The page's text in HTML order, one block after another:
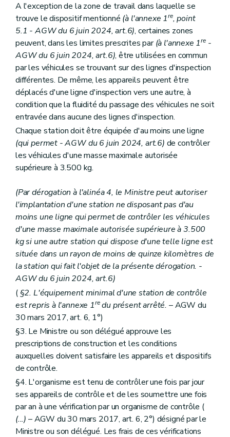
A l'exception de la zone de travail dans laquelle se
trouve le dispositif mentionné (à l'annexe 1re, point
5.1 - AGW du 6 juin 2024, art.6), certaines zones
peuvent, dans les limites prescrites par(à l'annexe 1re -
AGW du 6 juin 2024, art.6), être utilisées en commun
par les véhicules se trouvant sur des lignes d'inspection
différentes. De même, les appareils peuvent être
déplacés d'une ligne d'inspection vers une autre, à
condition que la fluidité du passage des véhicules ne soit
entravée dans aucune des lignes d'inspection.
Chaque station doit être équipée d'au moins une ligne
(qui permet - AGW du 6 juin 2024, art.6) de contrôler
les véhicules d'une masse maximale autorisée
supérieure à 3.500 kg.
(Par dérogation à l'alinéa 4, le Ministre peut autoriser
l'implantation d'une station ne disposant pas d'au
moins une ligne qui permet de contrôler les véhicules
d'une masse maximale autorisée supérieure à 3.500
kg si une autre station qui dispose d'une telle ligne est
située dans un rayon de moins de quinze kilomètres de
la station qui fait l'objet de la présente dérogation. -
AGW du 6 juin 2024, art.6)
( §2. L'équipement minimal d'une station de contrôle
est repris à l'annexe 1redu présent arrêté. – AGW du
30 mars 2017, art. 6, 1°)
§3. Le Ministre ou son délégué approuve les
prescriptions de construction et les conditions
auxquelles doivent satisfaire les appareils et dispositifs
de contrôle.
§4. L'organisme est tenu de contrôler une fois par jour
ses appareils de contrôle et de les soumettre une fois
par an à une vérification par un organisme de contrôle (
(...) – AGW du 30 mars 2017, art. 6, 2°) désigné par le
Ministre ou son délégué. Les frais de ces vérifications